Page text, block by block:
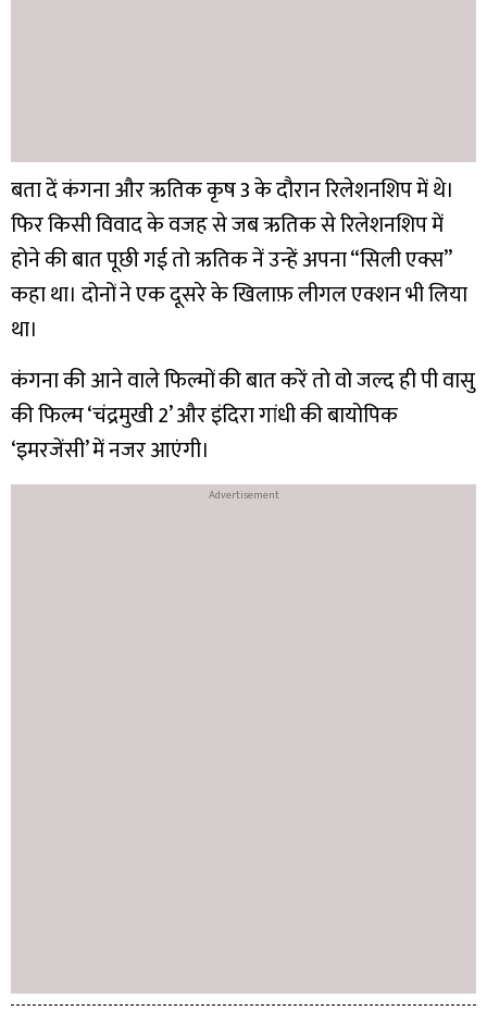
बता दें कंगना और ऋतिक कृष 3 के दौरान रिलेशनशिप में थे।
फिर किसी विवाद के वजह से जब ऋतिक से रिलेशनशिप में
होने की बात पूछी गई तो ऋतिक नें उन्हें अपना “सिली एक्स”
कहा था। दोनों ने एक दूसरे के खिलाफ़ लीगल एक्शन भी लिया
था।
कंगना की आने वाले फिल्मों की बात करें तो वो जल्द ही पी वासु
की फिल्म ‘चंद्रमुखी 2’ और इंदिरा गांधी की बायोपिक
‘इमरजेंसी’ में नजर आएंगी।